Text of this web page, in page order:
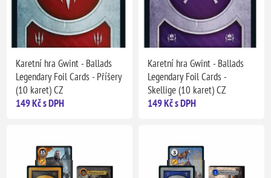
Karetní hra Gwint - Ballads
Legendary Foil Cards - Příšery
(10 karet) CZ
149 Kč s DPH
Karetní hra Gwint - Ballads
Legendary Foil Cards -
Skellige (10 karet) CZ
149 Kč s DPH